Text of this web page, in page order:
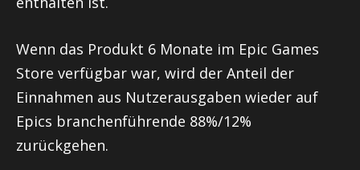
Wenn das Produkt 6 Monate im Epic Games
Store verfügbar war, wird der Anteil der
Einnahmen aus Nutzerausgaben wieder auf
Epics branchenführende 88%/12%
zurückgehen.